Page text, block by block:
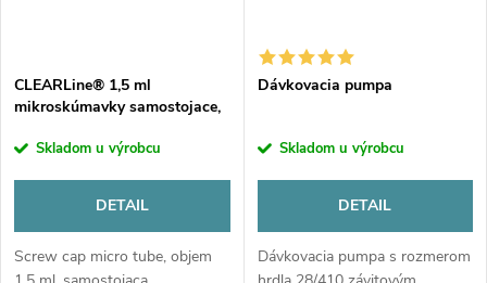
CLEARLine® 1,5 ml
mikroskúmavky samostojace,
Skladom u výrobcu
DETAIL
Screw cap micro tube, objem
Dávkovacia pumpa
Skladom u výrobcu
DETAIL
Dávkovacia pumpa s rozmerom